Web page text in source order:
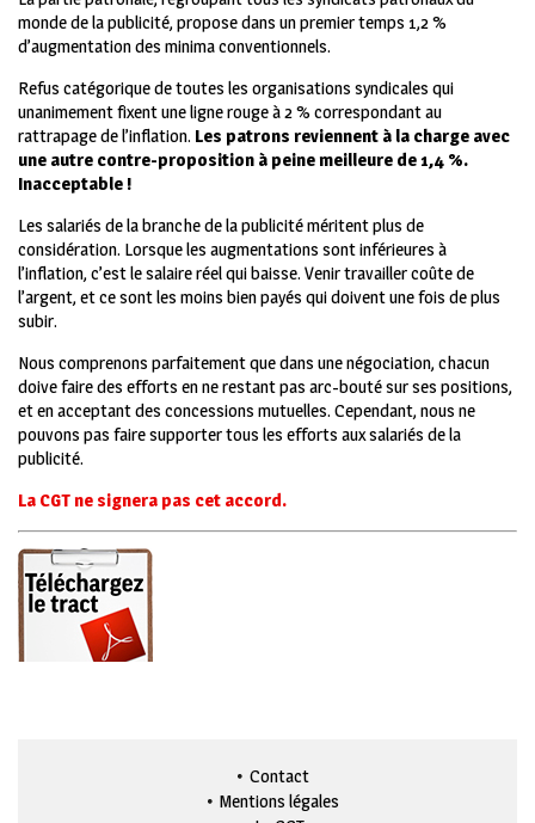
monde de la publicité, propose dans un premier temps 1,2 %
d’augmentation des minima conventionnels.
Refus catégorique de toutes les organisations syndicales qui
unanimement fixent une ligne rouge à 2 % correspondant au
rattrapage de l’inflation. Les patrons reviennent à la charge avec
une autre contre-proposition à peine meilleure de 1,4 %.
Inacceptable !
Les salariés de la branche de la publicité méritent plus de
considération. Lorsque les augmentations sont inférieures à
l’inflation, c’est le salaire réel qui baisse. Venir travailler coûte de
l’argent, et ce sont les moins bien payés qui doivent une fois de plus
subir.
Nous comprenons parfaitement que dans une négociation, chacun
doive faire des efforts en ne restant pas arc-bouté sur ses positions,
et en acceptant des concessions mutuelles. Cependant, nous ne
pouvons pas faire supporter tous les efforts aux salariés de la
publicité.
La CGT ne signera pas cet accord.
Contact
Mentions légales